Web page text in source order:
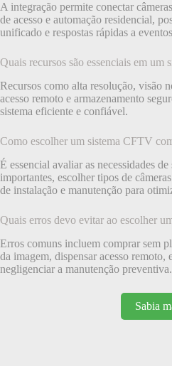
A integração permite conectar
de acesso e automação residencial,
unificado e respostas rápidas a
Quais recursos são essenciais em um
Recursos como alta resolução, visão
acesso remoto e armazenamento
sistema eficiente e confiável.
Como escolher um sistema CFTV
É essencial avaliar as necessidades
importantes, escolher tipos de
de instalação e manutenção para
Quais erros devo evitar ao escolher
Erros comuns incluem comprar sem
da imagem, dispensar acesso
negligenciar a manutenção preventiva.
Sabia